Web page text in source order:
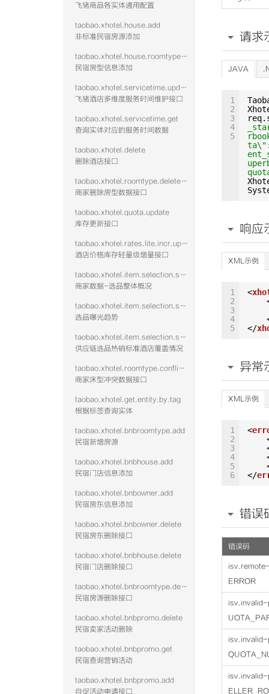
飞猪商品各实体通用配置
taobao.xhotel.house.add
非标准民宿房源添加
taobao.xhotel.house.roomtype.add
民宿房型信息添加
taobao.xhotel.servicetime.update
飞猪酒店多维度服务时间维护接口
taobao.xhotel.servicetime.get
查询实体对应的服务时间数据
taobao.xhotel.delete
删除酒店接口
taobao.xhotel.roomtype.delete.public
商家删除房型数据接口
taobao.xhotel.quota.update
库存更新接口
taobao.xhotel.rates.lite.incr.update
酒店价格库存轻量级增量接口
taobao.xhotel.item.selection.seller.stat.summary
商家数据-选品整体概况
taobao.xhotel.item.selection.seller.stat.exposure
选品曝光趋势
taobao.xhotel.item.selection.seller.stat.hotshid
供应链选品热销标准酒店覆盖情况
taobao.xhotel.roomtype.conflict.data
商家床型冲突数据接口
taobao.xhotel.get.entity.by.tag
根据标签查询实体
taobao.xhotel.bnbroomtype.add
民宿新增房源
taobao.xhotel.bnbhouse.add
民宿门店信息添加
taobao.xhotel.bnbowner.add
民宿房东信息添加
taobao.xhotel.bnbowner.delete
民宿房东删除接口
taobao.xhotel.bnbhouse.delete
民宿门店删除接口
taobao.xhotel.bnbroomtype.delete
民宿房源删除接口
taobao.xhotel.bnbpromo.delete
民宿卖家活动删除
taobao.xhotel.bnbpromo.get
民宿查询营销活动
taobao.xhotel.bnbpromo.add
自促活动申请接口
请求
JAVA
1
2
3
4
5
响应
XML示例
1
2
3
4
5
<
</
异常
XML示例
1
2
3
4
5
6
<
</
错误
错误码
ERROR
isv.invalid-
isv.invalid-
isv.invalid-